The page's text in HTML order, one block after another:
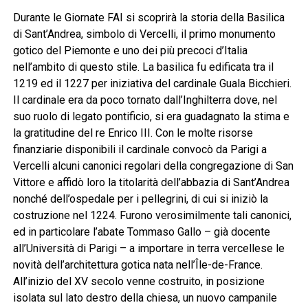
Durante le Giornate FAI si scoprirà la storia della Basilica
di Sant’Andrea, simbolo di Vercelli, il primo monumento
gotico del Piemonte e uno dei più precoci d’Italia
nell’ambito di questo stile. La basilica fu edificata tra il
1219 ed il 1227 per iniziativa del cardinale Guala Bicchieri.
Il cardinale era da poco tornato dall’Inghilterra dove, nel
suo ruolo di legato pontificio, si era guadagnato la stima e
la gratitudine del re Enrico III. Con le molte risorse
finanziarie disponibili il cardinale convocò da Parigi a
Vercelli alcuni canonici regolari della congregazione di San
Vittore e affidò loro la titolarità dell’abbazia di Sant’Andrea
nonché dell’ospedale per i pellegrini, di cui si iniziò la
costruzione nel 1224. Furono verosimilmente tali canonici,
ed in particolare l’abate Tommaso Gallo – già docente
all’Università di Parigi – a importare in terra vercellese le
novità dell’architettura gotica nata nell’Île-de-France.
All’inizio del XV secolo venne costruito, in posizione
isolata sul lato destro della chiesa, un nuovo campanile